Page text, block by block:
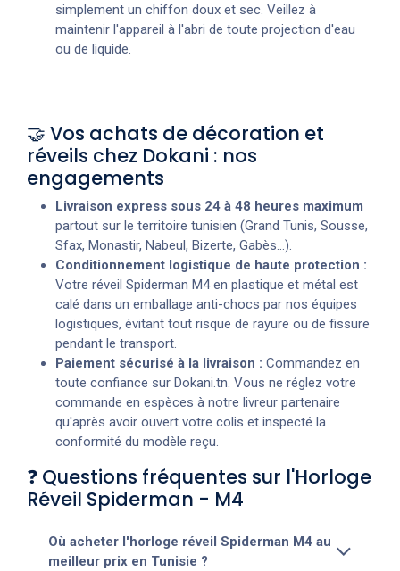
simplement un chiffon doux et sec. Veillez à
maintenir l'appareil à l'abri de toute projection d'eau
ou de liquide.
🤝 Vos achats de décoration et
réveils chez Dokani : nos
engagements
Livraison express sous 24 à 48 heures maximum
partout sur le territoire tunisien (Grand Tunis, Sousse,
Sfax, Monastir, Nabeul, Bizerte, Gabès...).
Conditionnement logistique de haute protection :
Votre réveil Spiderman M4 en plastique et métal est
calé dans un emballage anti-chocs par nos équipes
logistiques, évitant tout risque de rayure ou de fissure
pendant le transport.
Paiement sécurisé à la livraison : Commandez en
toute confiance sur Dokani.tn. Vous ne réglez votre
commande en espèces à notre livreur partenaire
qu'après avoir ouvert votre colis et inspecté la
conformité du modèle reçu.
❓ Questions fréquentes sur l'Horloge
Réveil Spiderman - M4
Où acheter l'horloge réveil Spiderman M4 au
meilleur prix en Tunisie ?